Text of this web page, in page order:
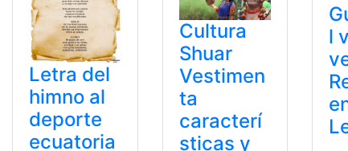
Letra del
himno al
deporte
ecuatoria
Cultura
Shuar
Vestimen
ta
caracterí
sticas y
l